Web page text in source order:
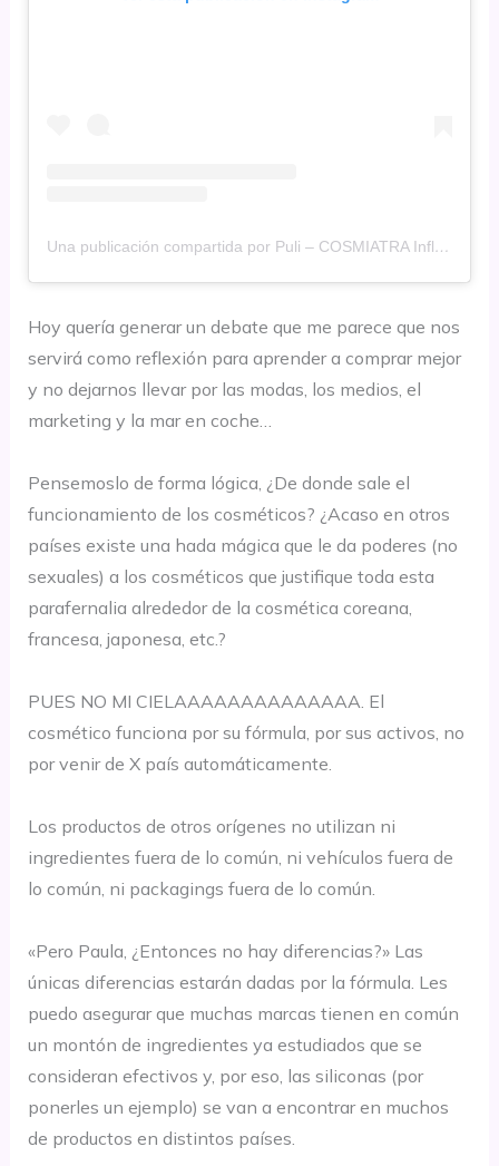
Una publicación compartida por Puli – COSMIATRA Influencer
Hoy quería generar un debate que me parece que nos
servirá como reflexión para aprender a comprar mejor
y no dejarnos llevar por las modas, los medios, el
marketing y la mar en coche…
Pensemoslo de forma lógica, ¿De donde sale el
funcionamiento de los cosméticos? ¿Acaso en otros
países existe una hada mágica que le da poderes (no
sexuales) a los cosméticos que justifique toda esta
parafernalia alrededor de la cosmética coreana,
francesa, japonesa, etc.?
PUES NO MI CIELAAAAAAAAAAAAAA. El
cosmético funciona por su fórmula, por sus activos, no
por venir de X país automáticamente.
Los productos de otros orígenes no utilizan ni
ingredientes fuera de lo común, ni vehículos fuera de
lo común, ni packagings fuera de lo común.
«Pero Paula, ¿Entonces no hay diferencias?» Las
únicas diferencias estarán dadas por la fórmula. Les
puedo asegurar que muchas marcas tienen en común
un montón de ingredientes ya estudiados que se
consideran efectivos y, por eso, las siliconas (por
ponerles un ejemplo) se van a encontrar en muchos
de productos en distintos países.